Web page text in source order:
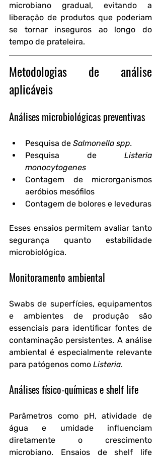
microbiano gradual, evitando a
liberação de produtos que poderiam
se tornar inseguros ao longo do
tempo de prateleira.
Metodologias de análise
aplicáveis
Análises microbiológicas preventivas
Pesquisa de Salmonella spp.
Pesquisa de Listeria
monocytogenes
Contagem de microrganismos
aeróbios mesófilos
Contagem de bolores e leveduras
Esses ensaios permitem avaliar tanto
segurança quanto estabilidade
microbiológica.
Monitoramento ambiental
Swabs de superfícies, equipamentos
e ambientes de produção são
essenciais para identificar fontes de
contaminação persistentes. A análise
ambiental é especialmente relevante
para patógenos como Listeria.
Análises físico-químicas e shelf life
Parâmetros como pH, atividade de
água e umidade influenciam
diretamente o crescimento
microbiano. Ensaios de shelf life